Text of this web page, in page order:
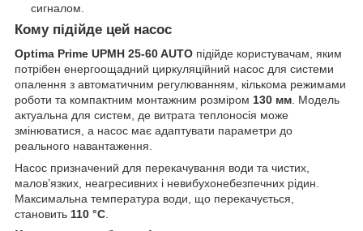
сигналом.
Кому підійде цей насос
Optima Prime UPMH 25-60 AUTO підійде користувачам, яким
потрібен енергоощадний циркуляційний насос для системи
опалення з автоматичним регулюванням, кількома режимами
роботи та компактним монтажним розміром 130 мм. Модель
актуальна для систем, де витрата теплоносія може
змінюватися, а насос має адаптувати параметри до
реального навантаження.
Насос призначений для перекачування води та чистих,
малов’язких, неагресивних і невибухонебезпечних рідин.
Максимальна температура води, що перекачується,
становить 110 °C.